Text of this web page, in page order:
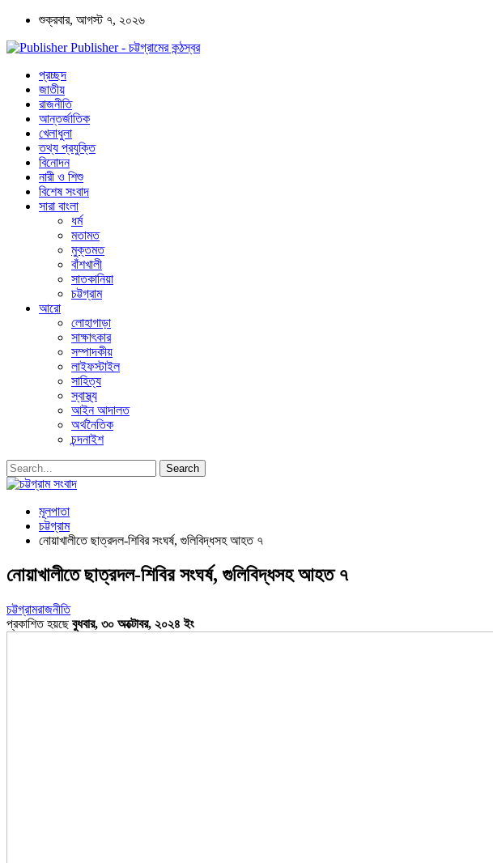
শুক্রবার, আগস্ট ৭, ২০২৬
Publisher - চট্টগ্রামের কন্ঠস্বর
প্রচ্ছদ
জাতীয়
রাজনীতি
আন্তর্জাতিক
খেলাধুলা
তথ্য প্রযুক্তি
বিনোদন
নারী ও শিশু
বিশেষ সংবাদ
সারা বাংলা
ধর্ম
মতামত
মুক্তমত
বাঁশখালী
সাতকানিয়া
চট্টগ্রাম
আরো
লোহাগাড়া
সাক্ষাৎকার
সম্পাদকীয়
লাইফস্টাইল
সাহিত্য
স্বাস্থ্য
আইন আদালত
অর্থনৈতিক
চন্দনাইশ
মূলপাতা
চট্টগ্রাম
নোয়াখালীতে ছাত্রদল-শিবির সংঘর্ষ, গুলিবিদ্ধসহ আহত ৭
নোয়াখালীতে ছাত্রদল-শিবির সংঘর্ষ, গুলিবিদ্ধসহ আহত ৭
চট্টগ্রামরাজনীতি
প্রকাশিত হয়ছেবুধবার, ৩০ অক্টোবর, ২০২৪ ইং